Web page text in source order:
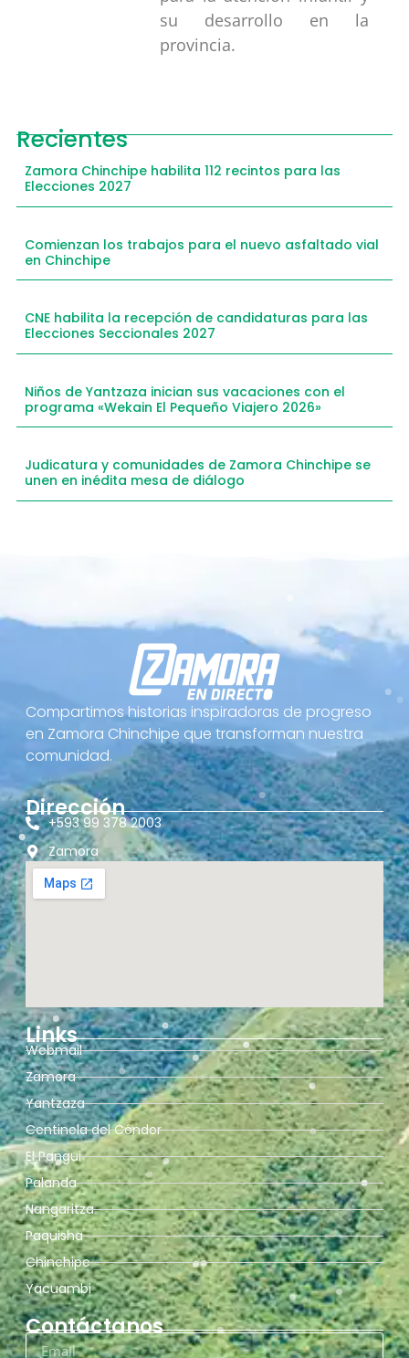
su desarrollo en la
provincia.
Recientes
Zamora Chinchipe habilita 112 recintos para las
Elecciones 2027
Comienzan los trabajos para el nuevo asfaltado vial
en Chinchipe
CNE habilita la recepción de candidaturas para las
Elecciones Seccionales 2027
Niños de Yantzaza inician sus vacaciones con el
programa «Wekain El Pequeño Viajero 2026»
Judicatura y comunidades de Zamora Chinchipe se
unen en inédita mesa de diálogo
Compartimos historias inspiradoras de progreso
en Zamora Chinchipe que transforman nuestra
comunidad.
Dirección
+593 99 378 2003
Zamora
Links
Webmail
Zamora
Yantzaza
Centinela del Cóndor
El Pangui
Palanda
Nangaritza
Paquisha
Chinchipe
Yacuambi
Contáctanos